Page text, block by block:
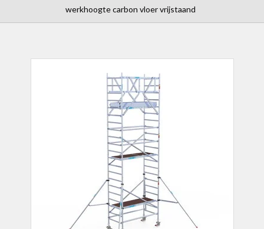
werkhoogte carbon vloer vrijstaand